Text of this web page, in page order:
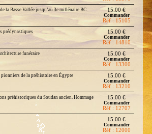
la Basse Vallée jusqu’au 3e millénaire BC
15.00 €
Commander
Réf : 15105
prédynastiques 15.00 €
Commander
Réf : 14810
funéraire 15.00 €
Commander
Réf : 13300
de la préhistoire en Égypte 15.00 €
Commander
Réf : 13210
préhistoriques du Soudan ancien. Hommage
15.00 €
Commander
Réf : 12707
15.00 €
Commander
Réf : 12000